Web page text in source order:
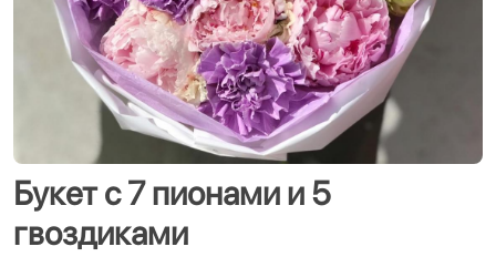
Букет с 7 пионами и 5
гвоздиками